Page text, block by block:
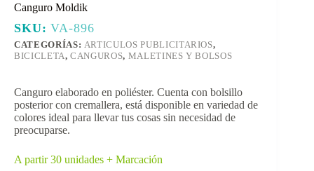
Canguro Moldik
SKU:VA-896
CATEGORÍAS: ARTICULOS PUBLICITARIOS,
BICICLETA,CANGUROS, MALETINES Y BOLSOS
Canguro elaborado en poliéster. Cuenta con bolsillo
posterior con cremallera, está disponible en variedad de
colores ideal para llevar tus cosas sin necesidad de
preocuparse.
A partir 30 unidades + Marcación